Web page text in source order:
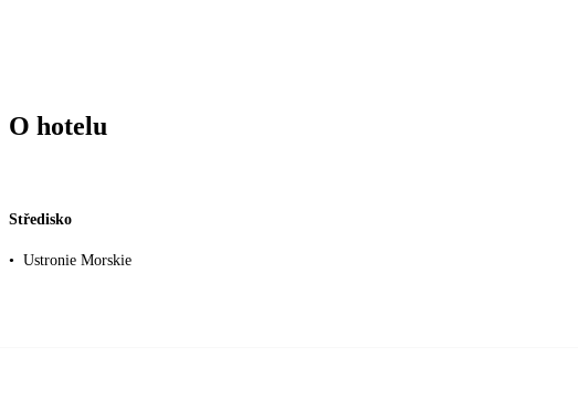
O hotelu
Středisko
• Ustronie Morskie